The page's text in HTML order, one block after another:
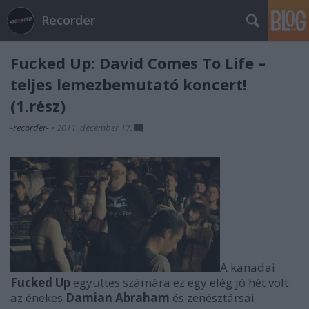
Recorder
Fucked Up: David Comes To Life –
teljes lemezbemutató koncert!
(1.rész)
-recorder- • 2011. december 17.
A kanadai
Fucked Up együttes számára ez egy elég jó hét volt:
az énekes Damian Abraham és zenésztársai